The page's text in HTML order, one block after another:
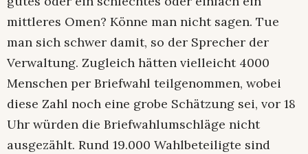
mittleres Omen? Könne man nicht sagen. Tue
man sich schwer damit, so der Sprecher der
Verwaltung. Zugleich hätten vielleicht 4000
Menschen per Briefwahl teilgenommen, wobei
diese Zahl noch eine grobe Schätzung sei, vor 18
Uhr würden die Briefwahlumschläge nicht
ausgezählt. Rund 19.000 Wahlbeteiligte sind